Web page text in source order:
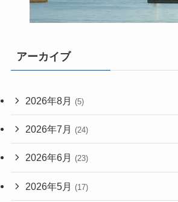
アーカイブ
2026年8月 (5)
2026年7月 (24)
2026年6月 (23)
2026年5月 (17)